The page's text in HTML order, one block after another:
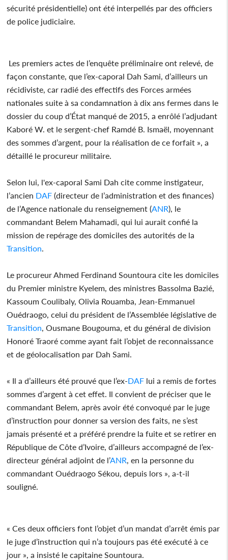
sécurité présidentielle) ont été interpellés par des officiers
de police judiciaire.
Les premiers actes de l’enquête préliminaire ont relevé, de
façon constante, que l’ex-caporal Dah Sami, d’ailleurs un
récidiviste, car radié des effectifs des Forces armées
nationales suite à sa condamnation à dix ans fermes dans le
dossier du coup d’État manqué de 2015, a enrôlé l’adjudant
Kaboré W. et le sergent-chef Ramdé B. Ismaël, moyennant
des sommes d’argent, pour la réalisation de ce forfait », a
détaillé le procureur militaire.
Selon lui, l'ex-caporal Sami Dah cite comme instigateur,
l’ancien DAF (directeur de l’administration et des finances)
de l’Agence nationale du renseignement (ANR), le
commandant Belem Mahamadi, qui lui aurait confié la
mission de repérage des domiciles des autorités de la
Transition
Le procureur Ahmed Ferdinand Sountoura cite les domiciles
du Premier ministre Kyelem, des ministres Bassolma Bazié,
Kassoum Coulibaly, Olivia Rouamba, Jean-Emmanuel
Ouédraogo, celui du président de l’Assemblée législative de
Transition , Ousmane Bougouma, et du général de division
Honoré Traoré comme ayant fait l’objet de reconnaissance
et de géolocalisation par Dah Sami.
« Il a d’ailleurs été prouvé que l’ex-DAF lui a remis de fortes
sommes d’argent à cet effet. Il convient de préciser que le
commandant Belem, après avoir été convoqué par le juge
d’instruction pour donner sa version des faits, ne s’est
jamais présenté et a préféré prendre la fuite et se retirer en
République de Côte d’Ivoire, d’ailleurs accompagné de l’ex-
directeur général adjoint de l’ANR , en la personne du
commandant Ouédraogo Sékou, depuis lors », a-t-il
souligné.
« Ces deux officiers font l’objet d’un mandat d’arrêt émis par
le juge d’instruction qui n’a toujours pas été exécuté à ce
jour », a insisté le capitaine Sountoura.